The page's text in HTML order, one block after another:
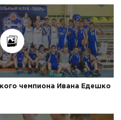
чемпиона Ивана Едешко